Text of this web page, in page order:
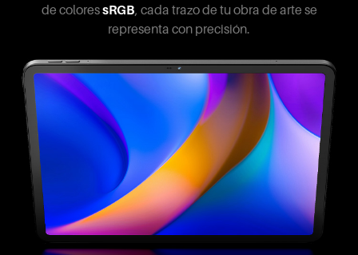
de coloressRGB, cada trazo de tu obra de arte se
representa con precisión.